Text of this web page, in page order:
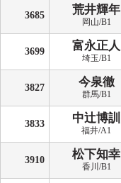
3685 荒井輝年
岡山/B1
3699 富永正人
埼玉/B1
3827 今泉徹
群馬/B1
3833 中辻博訓
福井/A1
3910 松下知幸
香川/B1